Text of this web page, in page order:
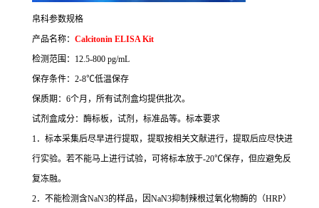
帛科参数规格
产品名称： Calcitonin ELISA Kit
检测范围： 12.5-800 pg/mL
保存条件： 2-8℃低温保存
保质期： 6个月，所有试剂盒均提供批次。
试剂盒成分：酶标板，试剂，标准品等。 标本要求
1．标本采集后尽早进行提取，提取按相关文献进行，提取后应尽快进
行实验。若不能马上进行试验，可将标本放于-20℃保存，但应避免反
复冻融。
2．不能检测含NaN3的样品，因NaN3抑制辣根过氧化物酶的（HRP）